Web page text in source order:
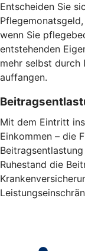
Entscheiden Sie
wenn Sie
entstehenden
mehr selbst durch
auffangen.
Mit dem Eintritt
Einkommen – die
Ruhestand die